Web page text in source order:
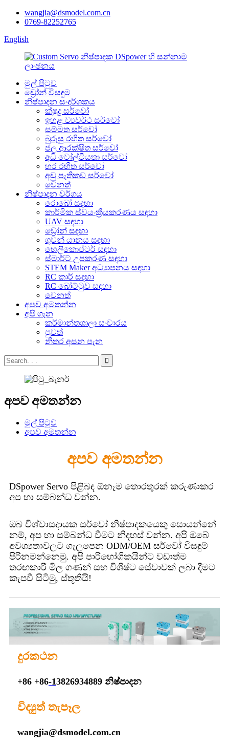
wangjia@dsmodel.com.cn
0769-82252765
English
මුල් පිටුව
ඩ්‍රෝන් විසඳුම
නිෂ්පාදන සංදර්ශකය
ක්ෂුද්‍ර සර්වෝ
ඉහළ ව්‍යවර්ථ සර්වෝ
සම්මත සර්වෝ
බුරුසු රහිත සර්වෝ
ජල ආරක්ෂිත සර්වෝ
අධි වෝල්ටීයතා සර්වෝ
හර රහිත සර්වෝ
අඩු පැතිකඩ සර්වෝ
වෙනත්
නිෂ්පාදන වර්ගය
රොබෝ සඳහා
කාර්මික ස්වයංක්‍රීයකරණය සඳහා
UAV සඳහා
ඩ්‍රෝන් සඳහා
ගුවන් යානය සඳහා
හෙලිකොප්ටර් සඳහා
ස්මාර්ට් උපකරණ සඳහා
STEM Maker අධ්‍යාපනය සඳහා
RC කාර් සඳහා
RC බෝට්ටුව සඳහා
වෙනත්
අපව අමතන්න
අපි ගැන
කර්මාන්තශාලා සංචාරය
පුවත්
නිතර අසන පැන
අපව අමතන්න
මුල් පිටුව
අපව අමතන්න
අපව අමතන්න
DSpower Servo පිළිබඳ ඕනෑම තොරතුරක් කරුණාකර
අප හා සම්බන්ධ වන්න.
ඔබ විශ්වාසදායක සර්වෝ නිෂ්පාදකයෙකු සොයන්නේ
නම්, අප හා සම්බන්ධ වීමට නිදහස් වන්න. අපි ඔබේ
අවශ්‍යතාවලට ගැලපෙන ODM/OEM සර්වෝ විසඳුම්
පිරිනමන්නෙමු. අපි පාරිභෝගිකයින්ට වඩාත්ම
තරඟකාරී මිල ගණන් සහ විශිෂ්ට සේවාවක් ලබා දීමට
කැපවී සිටිමු, ස්තූතියි!
දුරකථන
+86 +86-13826934889 නිෂ්පාදන
විද්‍යුත් තැපෑල
wangjia@dsmodel.com.cn